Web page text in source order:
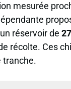
mesurée
réservoir de
récolte. Ces
tranche.